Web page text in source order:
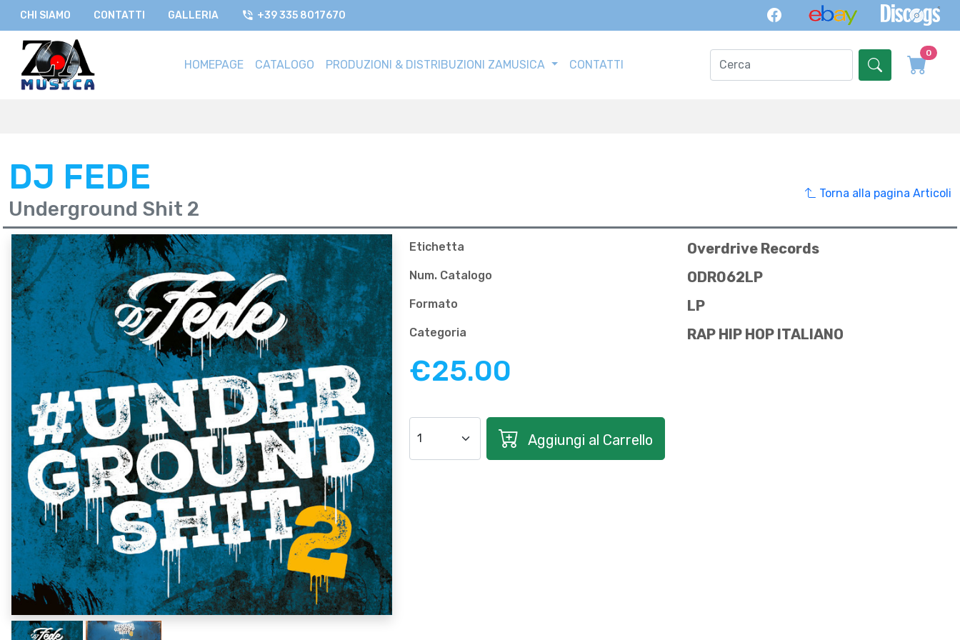
CHI SIAMO CONTATTI GALLERIA +39 335 8017670
HOMEPAGE CATALOGO PRODUZIONI & DISTRIBUZIONI ZAMUSICA CONTATTI
0
DJ FEDE
Underground Shit 2
Torna alla pagina Articoli
Etichetta Overdrive Records
Num. Catalogo ODR062LP
Formato LP
Categoria RAP HIP HOP ITALIANO
€25.00
Aggiungi al Carrello